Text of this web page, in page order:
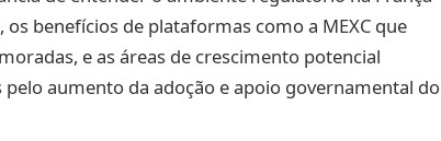
benefícios de plataformas como a MEXC que
e as áreas de crescimento potencial
aumento da adoção e apoio governamental do